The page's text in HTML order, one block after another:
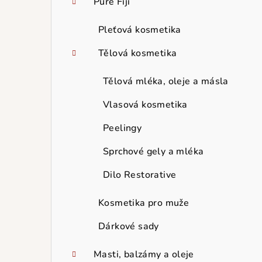
Pleťová kosmetika
Tělová kosmetika
Tělová mléka, oleje a másla
Vlasová kosmetika
Peelingy
Sprchové gely a mléka
Dilo Restorative
Kosmetika pro muže
Dárkové sady
Masti, balzámy a oleje